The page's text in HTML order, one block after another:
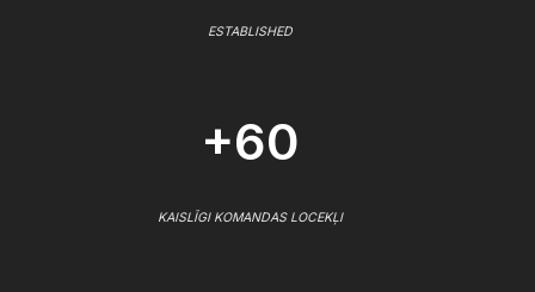
ESTABLISHED
+60
KAISLĪGI KOMANDAS LOCEKĻI